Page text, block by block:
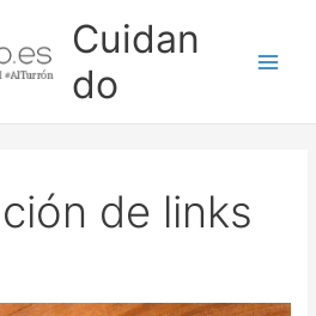
Cuidan
do
de links